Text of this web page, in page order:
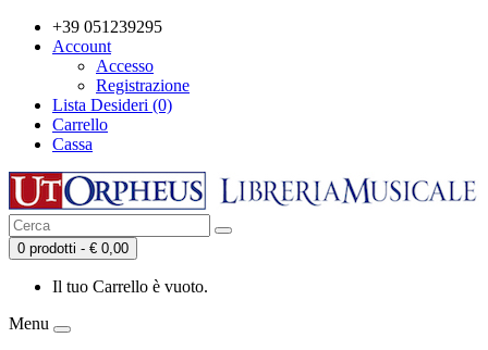
+39 051239295
Account
Accesso
Registrazione
Lista Desideri (0)
Carrello
Cassa
0 prodotti - € 0,00
Il tuo Carrello è vuoto.
Menu